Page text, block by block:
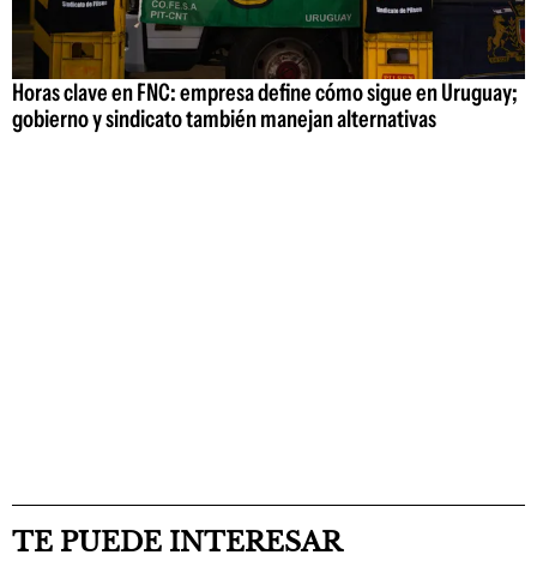
Horas clave en FNC: empresa define cómo sigue en Uruguay;
gobierno y sindicato también manejan alternativas
TE PUEDE INTERESAR